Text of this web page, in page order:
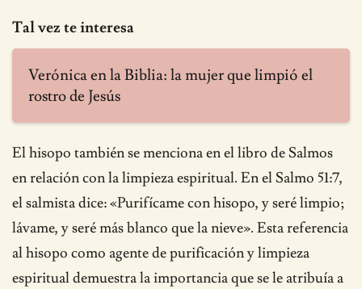
Tal vez te interesa
Verónica en la Biblia: la mujer que limpió el
rostro de Jesús
El hisopo también se menciona en el libro de Salmos
en relación con la limpieza espiritual. En el Salmo 51:7,
el salmista dice: «Purifícame con hisopo, y seré limpio;
lávame, y seré más blanco que la nieve». Esta referencia
al hisopo como agente de purificación y limpieza
espiritual demuestra la importancia que se le atribuía a